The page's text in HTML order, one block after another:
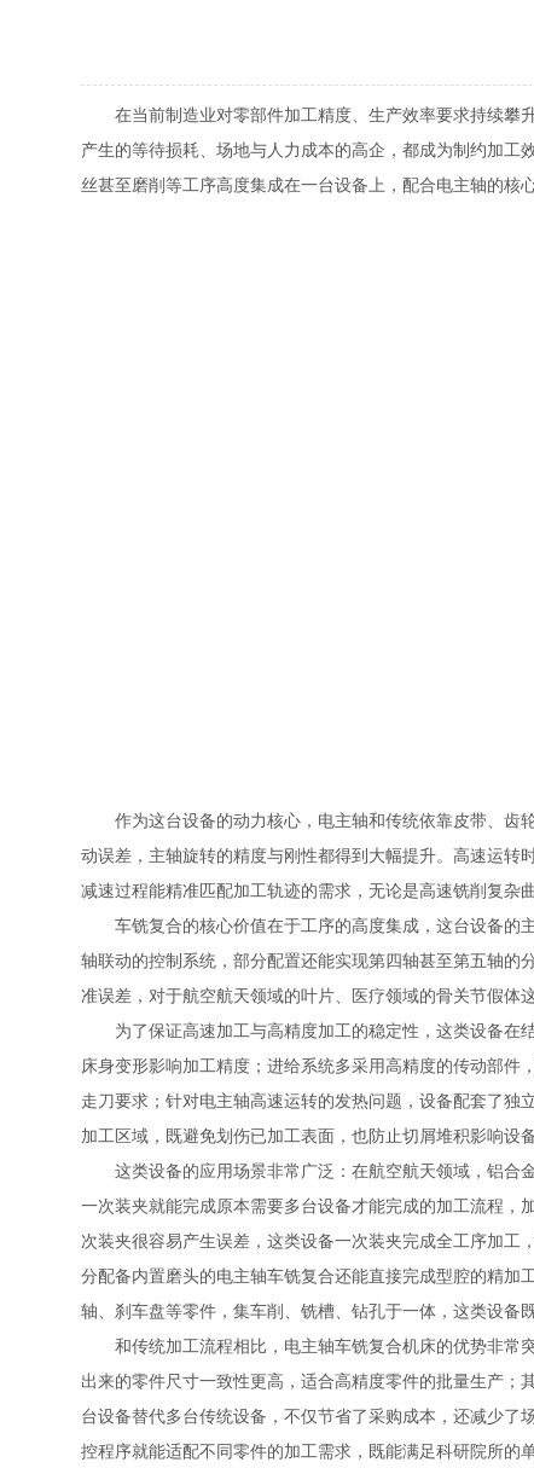
在当前制造业对零部件加工精度、生产效率要求持续攀升
产生的等待损耗、场地与人力成本的高企，都成为制约加工
丝甚至磨削等工序高度集成在一台设备上，配合电主轴的核
作为这台设备的动力核心，电主轴和传统依靠皮带、齿轮
动误差，主轴旋转的精度与刚性都得到大幅提升。高速运转
减速过程能精准匹配加工轨迹的需求，无论是高速铣削复杂
车铣复合的核心价值在于工序的高度集成，这台设备的主
轴联动的控制系统，部分配置还能实现第四轴甚至第五轴
准误差，对于航空航天领域的叶片、医疗领域的骨关节假体
为了保证高速加工与高精度加工的稳定性，这类设备在结
床身变形影响加工精度；进给系统多采用高精度的传动部
走刀要求；针对电主轴高速运转的发热问题，设备配套了
加工区域，既避免划伤已加工表面，也防止切屑堆积影响设
这类设备的应用场景非常广泛：在航空航天领域，铝合金
一次装夹就能完成原本需要多台设备才能完成的加工流程，
次装夹很容易产生误差，这类设备一次装夹完成全工序加
分配备内置磨头的电主轴车铣复合还能直接完成型腔的精
轴、刹车盘等零件，集车削、铣槽、钻孔于一体，这类设备
和传统加工流程相比，电主轴车铣复合机床的优势非常突
出来的零件尺寸一致性更高，适合高精度零件的批量生产
台设备替代多台传统设备，不仅节省了采购成本，还减少
控程序就能适配不同零件的加工需求，既能满足科研院所的